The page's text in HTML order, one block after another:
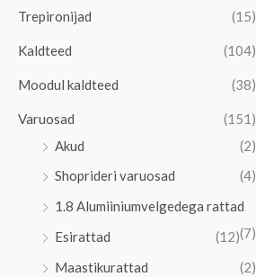
Trepironijad (15)
Kaldteed (104)
Moodul kaldteed (38)
Varuosad
(151)
Akud
(2)
Shoprideri varuosad
(4)
1.8 Alumiiniumvelgedega rattad
(7)
Esirattad
(12)
Maastikurattad
(2)